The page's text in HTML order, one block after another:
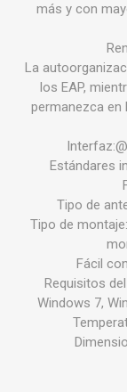
más y con
La
los EAP,
permanezca en
Estándares
Tipo de
Tipo de
Fácil
Requisitos
Windows 7,